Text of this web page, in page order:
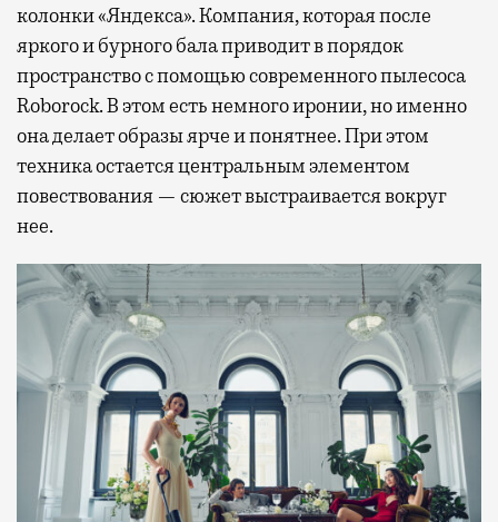
колонки «Яндекса». Компания, которая после
яркого и бурного бала приводит в порядок
пространство с помощью современного пылесоса
Roborock. В этом есть немного иронии, но именно
она делает образы ярче и понятнее. При этом
техника остается центральным элементом
повествования — сюжет выстраивается вокруг
нее.